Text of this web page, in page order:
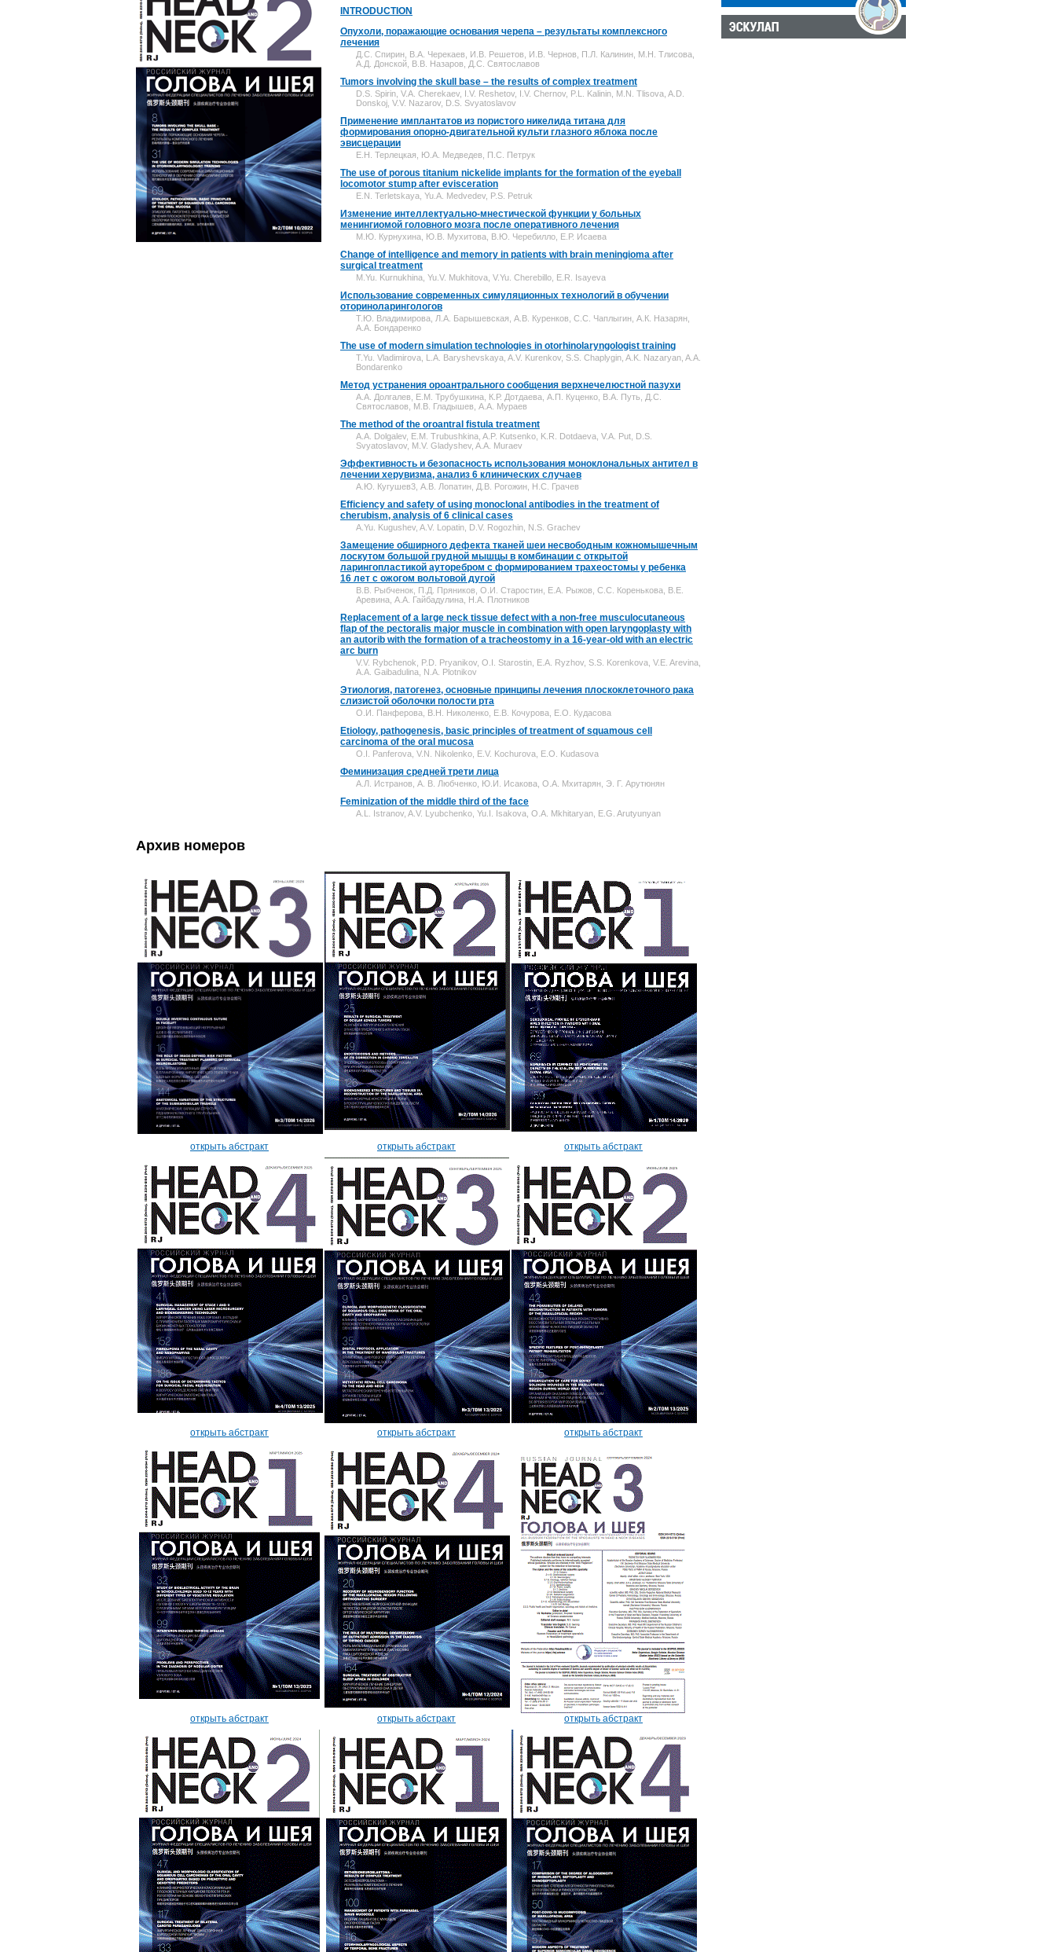
INTRODUCTION
Опухоли, поражающие основания черепа – результаты комплексного
лечения
Д.С. Спирин, В.А. Черекаев, И.В. Решетов, И.В. Чернов, П.Л. Калинин, М.Н. Тлисова,
А.Д. Донской, В.В. Назаров, Д.С. Святославов
Tumors involving the skull base – the results of complex treatment
D.S. Spirin, V.A. Cherekaev, I.V. Reshetov, I.V. Chernov, P.L. Kalinin, M.N. Tlisova, A.D.
Donskoj, V.V. Nazarov, D.S. Svyatoslavov
Применение имплантатов из пористого никелида титана для
формирования опорно-двигательной культи глазного яблока после
эвисцерации
Е.Н. Терлецкая, Ю.А. Медведев, П.С. Петрук
The use of porous titanium nickelide implants for the formation of the eyeball
locomotor stump after evisceration
E.N. Terletskaya, Yu.A. Medvedev, P.S. Petruk
Изменение интеллектуально-мнестической функции у больных
менингиомой головного мозга после оперативного лечения
М.Ю. Курнухина, Ю.В. Мухитова, В.Ю. Черебилло, Е.Р. Исаева
Change of intelligence and memory in patients with brain meningioma after
surgical treatment
M.Yu. Kurnukhina, Yu.V. Mukhitova, V.Yu. Cherebillo, E.R. Isayeva
Использование современных симуляционных технологий в обучении
оториноларингологов
Т.Ю. Владимирова, Л.А. Барышевская, А.В. Куренков, С.С. Чаплыгин, А.К. Назарян,
А.А. Бондаренко
The use of modern simulation technologies in otorhinolaryngologist training
T.Yu. Vladimirova, L.A. Baryshevskaya, A.V. Kurenkov, S.S. Chaplygin, A.K. Nazaryan, A.A.
Bondarenko
Метод устранения ороантрального сообщения верхнечелюстной пазухи
А.А. Долгалев, Е.М. Трубушкина, К.Р. Дотдаева, А.П. Куценко, В.А. Путь, Д.С.
Святославов, М.В. Гладышев, А.А. Мураев
The method of the oroantral fistula treatment
А.A. Dolgalev, E.M. Trubushkina, A.P. Kutsenko, K.R. Dotdaeva, V.A. Put, D.S.
Svyatoslavov, M.V. Gladyshev, A.A. Muraev
Эффективность и безопасность использования моноклональных антител в
лечении херувизма, анализ 6 клинических случаев
А.Ю. Кугушев3, А.В. Лопатин, Д.В. Рогожин, Н.С. Грачев
Efficiency and safety of using monoclonal antibodies in the treatment of
cherubism, analysis of 6 clinical cases
A.Yu. Kugushev, A.V. Lopatin, D.V. Rogozhin, N.S. Grachev
Замещение обширного дефекта тканей шеи несвободным кожномышечным
лоскутом большой грудной мышцы в комбинации с открытой
ларингопластикой ауторебром с формированием трахеостомы у ребенка
16 лет с ожогом вольтовой дугой
В.В. Рыбченок, П.Д. Пряников, О.И. Старостин, Е.А. Рыжов, С.С. Коренькова, В.Е.
Аревина, А.А. Гайбадулина, Н.А. Плотников
Replacement of a large neck tissue defect with a non-free musculocutaneous
flap of the pectoralis major muscle in combination with open laryngoplasty with
an autorib with the formation of a tracheostomy in a 16-year-old with an electric
arc burn
V.V. Rybchenok, P.D. Pryanikov, O.I. Starostin, E.A. Ryzhov, S.S. Korenkova, V.E. Arevina,
A.A. Gaibadulina, N.A. Plotnikov
Этиология, патогенез, основные принципы лечения плоскоклеточного рака
слизистой оболочки полости рта
О.И. Панферова, В.Н. Николенко, Е.В. Кочурова, Е.О. Кудасова
Etiology, pathogenesis, basic principles of treatment of squamous cell
carcinoma of the oral mucosa
O.I. Panferova, V.N. Nikolenko, E.V. Kochurova, E.O. Kudasova
Феминизация средней трети лица
А.Л. Истранов, А. В. Любченко, Ю.И. Исакова, О.А. Мхитарян, Э. Г. Арутюнян
Feminization of the middle third of the face
A.L. Istranov, A.V. Lyubchenko, Yu.I. Isakova, O.A. Mkhitaryan, E.G. Arutyunyan
Архив номеров
открыть абстракт открыть абстракт открыть абстракт
открыть абстракт открыть абстракт открыть абстракт
открыть абстракт открыть абстракт открыть абстракт